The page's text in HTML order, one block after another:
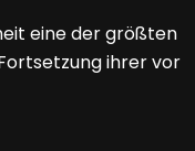
eine der größten
ihrer vor